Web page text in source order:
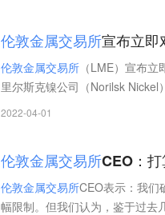
伦敦金属交易所宣布立即
伦敦金属交易所 （LME）宣布
里尔斯克镍公司（Norilsk Nickel
2022-04-01
伦敦金属交易所CEO：
伦敦金属交易所CEO表示：我们
幅限制。但我们认为，鉴于过去